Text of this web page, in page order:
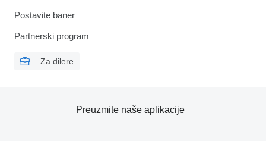
Postavite baner
Partnerski program
Za dilere
Preuzmite naše aplikacije